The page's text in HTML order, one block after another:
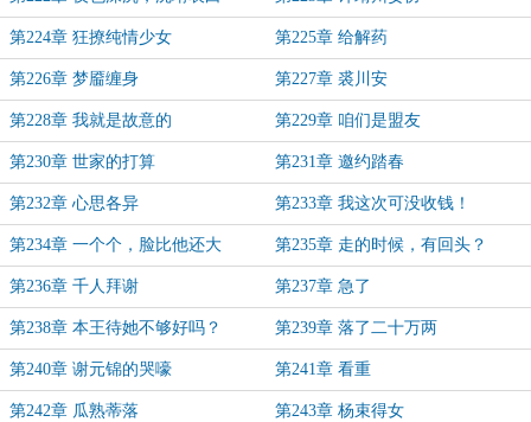
第224章 狂撩纯情少女 第225章 给解药
第226章 梦靥缠身 第227章 裘川安
第228章 我就是故意的 第229章 咱们是盟友
第230章 世家的打算 第231章 邀约踏春
第232章 心思各异 第233章 我这次可没收钱！
第234章 一个个，脸比他还大 第235章 走的时候，有回头？
第236章 千人拜谢 第237章 急了
第238章 本王待她不够好吗？ 第239章 落了二十万两
第240章 谢元锦的哭嚎 第241章 看重
第242章 瓜熟蒂落 第243章 杨束得女